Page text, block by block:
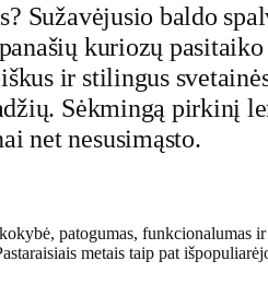
Sužavėjusio baldo
kuriozų
ir stilingus
Sėkmingą pirkinį
net nesusimąsto.
patogumas, funkcionalumas
metais taip pat